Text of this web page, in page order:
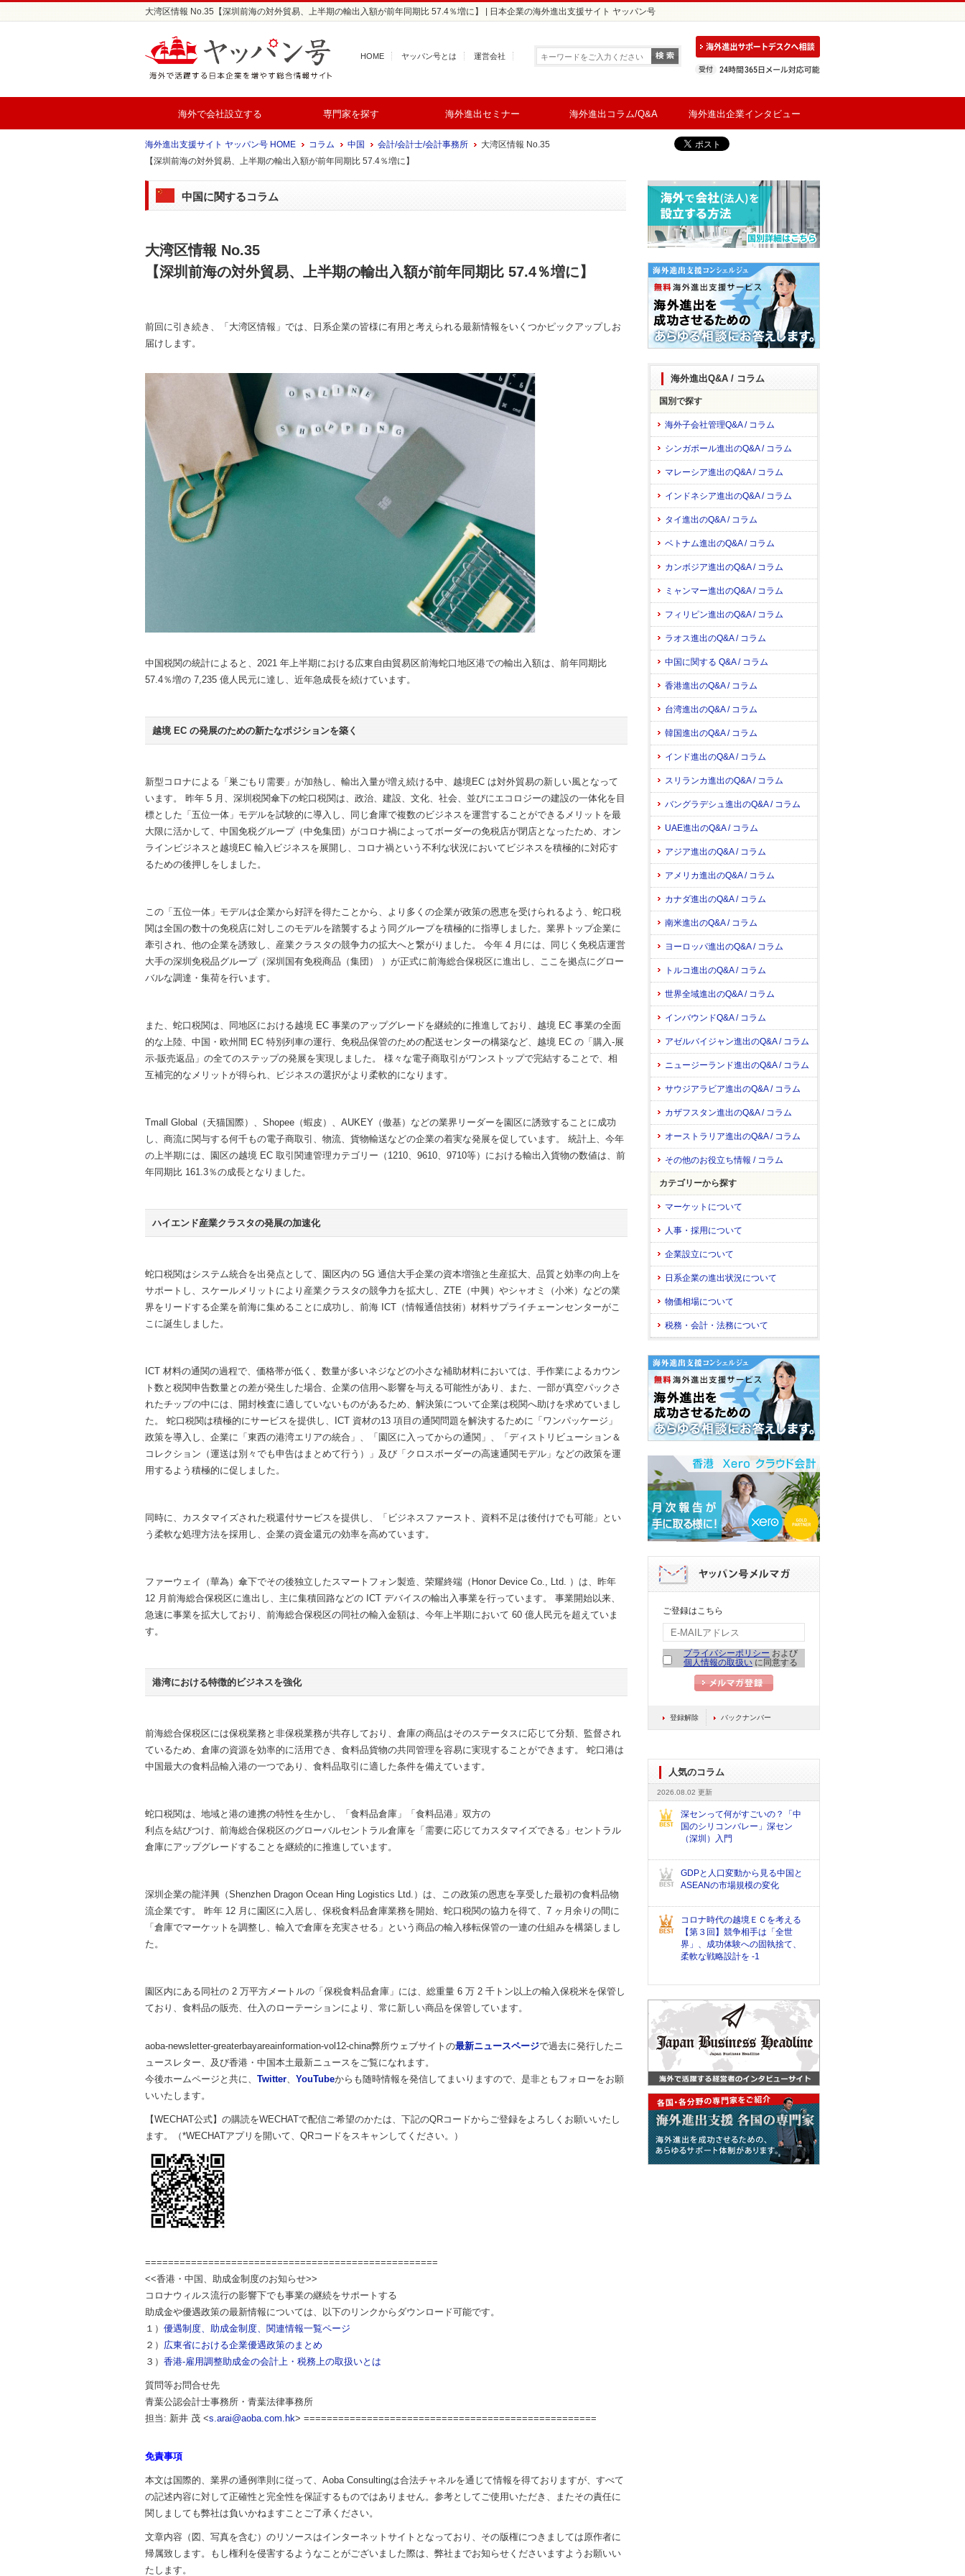
大湾区情報 No.35【深圳前海の対外貿易、上半期の輸出入額が前年同期比 57.4％増に】 | 日本企業の海外進出支援サイト ヤッパン号
HOME ヤッパン号とは 運営会社
海外で会社設立する 専門家を探す 海外進出セミナー 海外進出コラム/Q&A 海外進出企業インタビュー
海外進出支援サイト ヤッパン号 HOME コラム 中国 会計/会計士/会計事務所
大湾区情報 No.35
【深圳前海の対外貿易、上半期の輸出入額が前年同期比 57.4％増に】
中国に関するコラム
大湾区情報 No.35
【深圳前海の対外貿易、上半期の輸出入額が前年同期比 57.4％増に】
前回に引き続き、「大湾区情報」では、日系企業の皆様に有用と考えられる最新情報をいくつかピックアップしお
届けします。
中国税関の統計によると、2021 年上半期における広東自由貿易区前海蛇口地区港での輸出入額は、前年同期比
57.4％増の 7,235 億人民元に達し、近年急成長を続けています。
越境 EC の発展のための新たなポジションを築く
新型コロナによる「巣ごもり需要」が加熱し、輸出入量が増え続ける中、越境EC は対外貿易の新しい風となって
います。 昨年 5 月、深圳税関傘下の蛇口税関は、政治、建設、文化、社会、並びにエコロジーの建設の一体化を目
標とした「五位一体」モデルを試験的に導入し、同じ倉庫で複数のビジネスを運営することができるメリットを最
大限に活かして、中国免税グループ（中免集団）がコロナ禍によってボーダーの免税店が閉店となったため、オン
ラインビジネスと越境EC 輸入ビジネスを展開し、コロナ禍という不利な状況においてビジネスを積極的に対応す
るための後押しをしました。
この「五位一体」モデルは企業から好評を得たことから、より多くの企業が政策の恩恵を受けられるよう、蛇口税
関は全国の数十の免税店に対しこのモデルを踏襲するよう同グループを積極的に指導しました。業界トップ企業に
牽引され、他の企業を誘致し、産業クラスタの競争力の拡大へと繋がりました。 今年 4 月には、同じく免税店運営
大手の深圳免税品グループ（深圳国有免税商品（集団） ）が正式に前海総合保税区に進出し、ここを拠点にグロー
バルな調達・集荷を行います。
また、蛇口税関は、同地区における越境 EC 事業のアップグレードを継続的に推進しており、越境 EC 事業の全面
的な上陸、中国・欧州間 EC 特別列車の運行、免税品保管のための配送センターの構築など、越境 EC の「購入-展
示-販売返品」の全てのステップの発展を実現しました。 様々な電子商取引がワンストップで完結することで、相
互補完的なメリットが得られ、ビジネスの選択がより柔軟的になります。
Tmall Global（天猫国際）、Shopee（蝦皮）、AUKEY（傲基）などの業界リーダーを園区に誘致することに成功
し、商流に関与する何千もの電子商取引、物流、貨物輸送などの企業の着実な発展を促しています。 統計上、今年
の上半期には、園区の越境 EC 取引関連管理カテゴリー（1210、9610、9710等）における輸出入貨物の数値は、前
年同期比 161.3％の成長となりました。
ハイエンド産業クラスタの発展の加速化
蛇口税関はシステム統合を出発点として、園区内の 5G 通信大手企業の資本増強と生産拡大、品質と効率の向上を
サポートし、スケールメリットにより産業クラスタの競争力を拡大し、ZTE（中興）やシャオミ（小米）などの業
界をリードする企業を前海に集めることに成功し、前海 ICT（情報通信技術）材料サプライチェーンセンターがこ
こに誕生しました。
ICT 材料の通関の過程で、価格帯が低く、数量が多いネジなどの小さな補助材料においては、手作業によるカウン
ト数と税関申告数量との差が発生した場合、企業の信用へ影響を与える可能性があり、また、一部が真空パックさ
れたチップの中には、開封検査に適していないものがあるため、解決策について企業は税関へ助けを求めていまし
た。 蛇口税関は積極的にサービスを提供し、ICT 資材の13 項目の通関問題を解決するために「ワンパッケージ」
政策を導入し、企業に「東西の港湾エリアの統合」、「園区に入ってからの通関」、「ディストリビューション＆
コレクション（運送は別々でも申告はまとめて行う）」及び「クロスボーダーの高速通関モデル」などの政策を運
用するよう積極的に促しました。
同時に、カスタマイズされた税還付サービスを提供し、「ビジネスファースト、資料不足は後付けでも可能」とい
う柔軟な処理方法を採用し、企業の資金還元の効率を高めています。
ファーウェイ（華為）傘下でその後独立したスマートフォン製造、荣耀終端（Honor Device Co., Ltd. ）は、昨年
12 月前海総合保税区に進出し、主に集積回路などの ICT デバイスの輸出入事業を行っています。 事業開始以来、
急速に事業を拡大しており、前海総合保税区の同社の輸入金額は、今年上半期において 60 億人民元を超えていま
す。
港湾における特徴的ビジネスを強化
前海総合保税区には保税業務と非保税業務が共存しており、倉庫の商品はそのステータスに応じて分類、監督され
ているため、倉庫の資源を効率的に活用でき、食料品貨物の共同管理を容易に実現することができます。 蛇口港は
中国最大の食料品輸入港の一つであり、食料品取引に適した条件を備えています。
蛇口税関は、地域と港の連携の特性を生かし、「食料品倉庫」「食料品港」双方の
利点を結びつけ、前海総合保税区のグローバルセントラル倉庫を「需要に応じてカスタマイズできる」セントラル
倉庫にアップグレードすることを継続的に推進しています。
深圳企業の龍洋興（Shenzhen Dragon Ocean Hing Logistics Ltd.）は、この政策の恩恵を享受した最初の食料品物
流企業です。 昨年 12 月に園区に入居し、保税食料品倉庫業務を開始、蛇口税関の協力を得て、7 ヶ月余りの間に
「倉庫でマーケットを調整し、輸入で倉庫を充実させる」という商品の輸入移転保管の一連の仕組みを構築しまし
た。
園区内にある同社の 2 万平方メートルの「保税食料品倉庫」には、総重量 6 万 2 千トン以上の輸入保税米を保管し
ており、食料品の販売、仕入のローテーションにより、常に新しい商品を保管しています。
aoba-newsletter-greaterbayareainformation-vol12-china弊所ウェブサイトの最新ニュースページで過去に発行したニ
ュースレター、及び香港・中国本土最新ニュースをご覧になれます。
今後ホームページと共に、 Twitter、 YouTubeからも随時情報を発信してまいりますので、是非ともフォローをお願
いいたします。
【WECHAT公式】の購読をWECHATで配信ご希望のかたは、下記のQRコードからご登録をよろしくお願いいたし
ます。（*WECHATアプリを開いて、QRコードをスキャンしてください。）
===================================================
<<香港・中国、助成金制度のお知らせ>>
コロナウィルス流行の影響下でも事業の継続をサポートする
助成金や優遇政策の最新情報については、以下のリンクからダウンロード可能です。
１） 優遇制度、助成金制度、関連情報一覧ページ
２） 広東省における企業優遇政策のまとめ
３） 香港-雇用調整助成金の会計上・税務上の取扱いとは
質問等お問合せ先
青葉公認会計士事務所・青葉法律事務所
担当: 新井 茂 <s.arai@aoba.com.hk> ===================================================
免責事項
本文は国際的、業界の通例準則に従って、Aoba Consultingは合法チャネルを通じて情報を得ておりますが、すべて
の記述内容に対して正確性と完全性を保証するものではありません。参考としてご使用いただき、またその責任に
関しましても弊社は負いかねますことご了承ください。
文章内容（図、写真を含む）のリソースはインターネットサイトとなっており、その版権につきましては原作者に
帰属致します。もし権利を侵害するようなことがございました際は、弊社までお知らせくださいますようお願いい
たします。
海外進出Q&A / コラム
国別で探す
海外子会社管理Q&A / コラム
シンガポール進出のQ&A / コラム
マレーシア進出のQ&A / コラム
インドネシア進出のQ&A / コラム
タイ進出のQ&A / コラム
ベトナム進出のQ&A / コラム
カンボジア進出のQ&A / コラム
ミャンマー進出のQ&A / コラム
フィリピン進出のQ&A / コラム
ラオス進出のQ&A / コラム
中国に関する Q&A / コラム
香港進出のQ&A / コラム
台湾進出のQ&A / コラム
韓国進出のQ&A / コラム
インド進出のQ&A / コラム
スリランカ進出のQ&A / コラム
バングラデシュ進出のQ&A / コラム
UAE進出のQ&A / コラム
アジア進出のQ&A / コラム
アメリカ進出のQ&A / コラム
カナダ進出のQ&A / コラム
南米進出のQ&A / コラム
ヨーロッパ進出のQ&A / コラム
トルコ進出のQ&A / コラム
世界全域進出のQ&A / コラム
インバウンドQ&A / コラム
アゼルバイジャン進出のQ&A / コラム
ニュージーランド進出のQ&A / コラム
サウジアラビア進出のQ&A / コラム
カザフスタン進出のQ&A / コラム
オーストラリア進出のQ&A / コラム
その他のお役立ち情報 / コラム
カテゴリーから探す
マーケットについて
人事・採用について
企業設立について
日系企業の進出状況について
物価相場について
税務・会計・法務について
ご登録はこちら
プライバシーポリシー および
個人情報の取扱い に同意する
登録解除 バックナンバー
人気のコラム
2026.08.02 更新
深センって何がすごいの？「中
国のシリコンバレー」深セン
（深圳）入門
GDPと人口変動から見る中国と
ASEANの市場規模の変化
コロナ時代の越境ＥＣを考える
【第３回】競争相手は「全世
界」、成功体験への固執捨て、
柔軟な戦略設計を -1